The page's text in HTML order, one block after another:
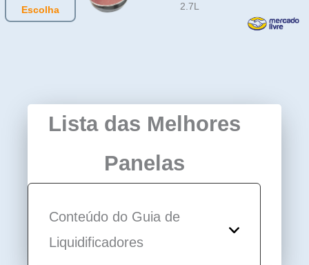
Escolha
2.7L
Lista das Melhores
Panelas
Conteúdo do Guia de
Liquidificadores